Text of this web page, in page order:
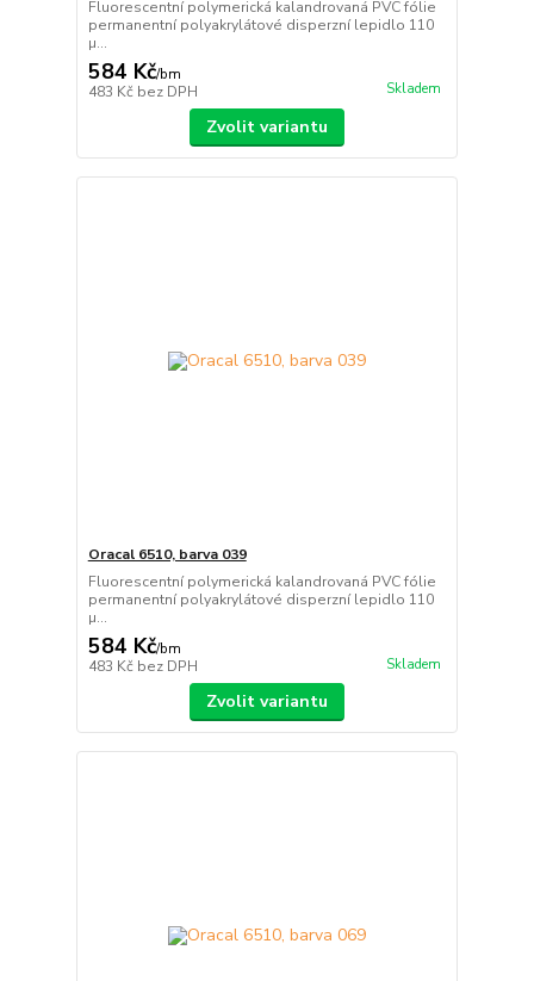
Fluorescentní polymerická kalandrovaná PVC fólie
permanentní polyakrylátové disperzní lepidlo 110
µ...
584 Kč/bm
483 Kč bez DPH Skladem
Zvolit variantu
Oracal 6510, barva 039
Fluorescentní polymerická kalandrovaná PVC fólie
permanentní polyakrylátové disperzní lepidlo 110
µ...
584 Kč/bm
483 Kč bez DPH Skladem
Zvolit variantu